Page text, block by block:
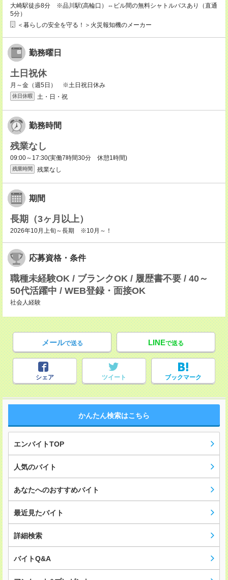
大崎駅徒歩8分 ※品川駅(高輪口）⇔ビル間の無料シャトルバスあり（直通
5分）
＜暮らしの安全を守る！＞火災報知機のメーカー
勤務曜日
土日祝休
月～金（週5日） ※土日祝日休み
休日休暇 土・日・祝
勤務時間
残業なし
09:00～17:30(実働7時間30分 休憩1時間)
残業時間 残業なし
期間
長期（3ヶ月以上）
2026年10月上旬～長期 ※10月～！
応募資格・条件
職種未経験OK / ブランクOK / 履歴書不要 / 40～
50代活躍中 / WEB登録・面接OK
社会人経験
メールで送る LINEで送る
シェア ツイート ブックマーク
かんたん検索はこちら
エンバイトTOP
人気のバイト
あなたへのおすすめバイト
最近見たバイト
詳細検索
バイトQ&A